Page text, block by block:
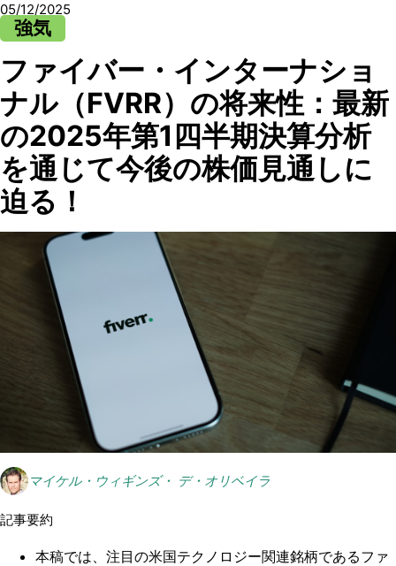
05/12/2025
強気
ファイバー・インターナショ
ナル（FVRR）の将来性：最新
の2025年第1四半期決算分析
を通じて今後の株価見通しに
迫る！
マイケル・ウィギンズ・ デ・オリベイラ
記事要約
本稿では、注目の米国テクノロジー関連銘柄であるファ